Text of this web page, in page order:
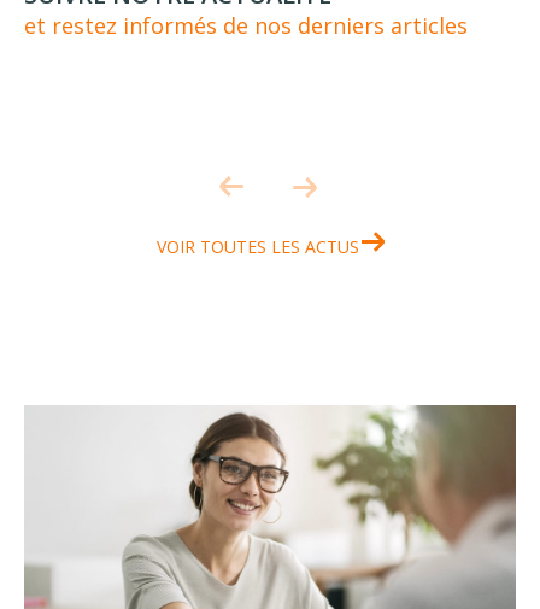
et restez informés de nos derniers articles
VOIR TOUTES LES ACTUS